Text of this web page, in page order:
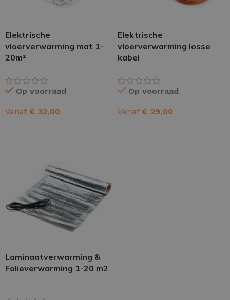
Elektrische
vloerverwarming mat 1-
20m²
Op voorraad
Vanaf € 32,00
Elektrische
vloerverwarming losse
kabel
Op voorraad
Vanaf € 29,00
Laminaatverwarming &
Folieverwarming 1-20 m2